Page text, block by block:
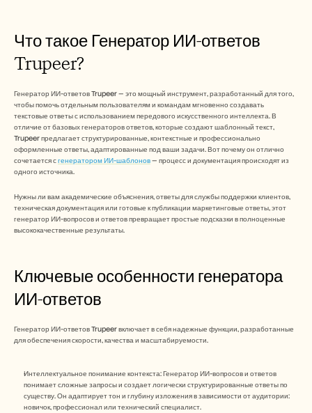
Что такое Генератор ИИ-ответов
Trupeer?
Генератор ИИ-ответов Trupeer — это мощный инструмент, разработанный для того,
чтобы помочь отдельным пользователям и командам мгновенно создавать
текстовые ответы с использованием передового искусственного интеллекта. В
отличие от базовых генераторов ответов, которые создают шаблонный текст,
Trupeer предлагает структурированные, контекстные и профессионально
оформленные ответы, адаптированные под ваши задачи. Вот почему он отлично
сочетается с генератором ИИ-шаблонов — процесс и документация происходят из
одного источника.
Нужны ли вам академические объяснения, ответы для службы поддержки клиентов,
техническая документация или готовые к публикации маркетинговые ответы, этот
генератор ИИ-вопросов и ответов превращает простые подсказки в полноценные
высококачественные результаты.
Ключевые особенности генератора
ИИ-ответов
Генератор ИИ-ответов Trupeer включает в себя надежные функции, разработанные
для обеспечения скорости, качества и масштабируемости.
Интеллектуальное понимание контекста: Генератор ИИ-вопросов и ответов
понимает сложные запросы и создает логически структурированные ответы по
существу. Он адаптирует тон и глубину изложения в зависимости от аудитории:
новичок, профессионал или технический специалист.
Careers
Book a Demo
Start Free Trial